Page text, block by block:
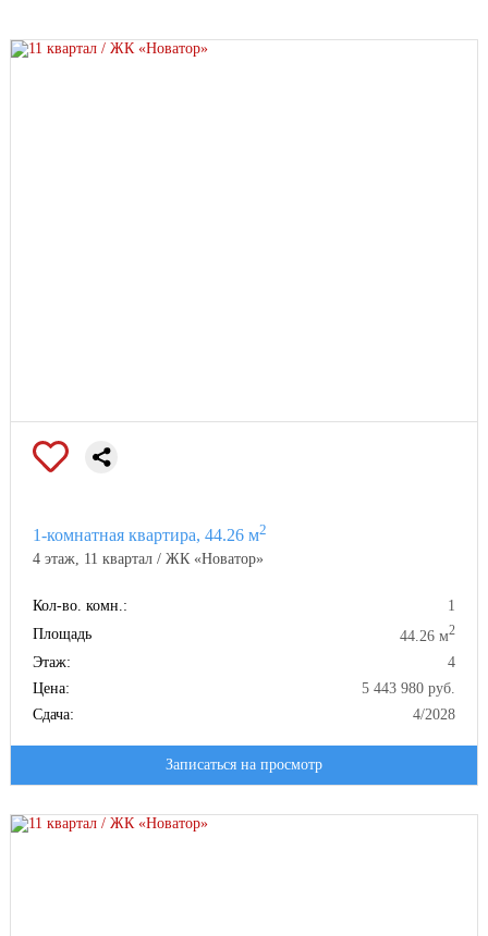
вход с уровня земли
доступ в подъезд со двора и с улицы
1-комнатная квартира, 44.26 м2
4 этаж, 11 квартал / ЖК «Новатор»
Кол-во. комн.:
1
Площадь
44.26 м2
Этаж:
4
Цена:
5 443 980 руб.
Сдача:
4/2028
Записаться на просмотр